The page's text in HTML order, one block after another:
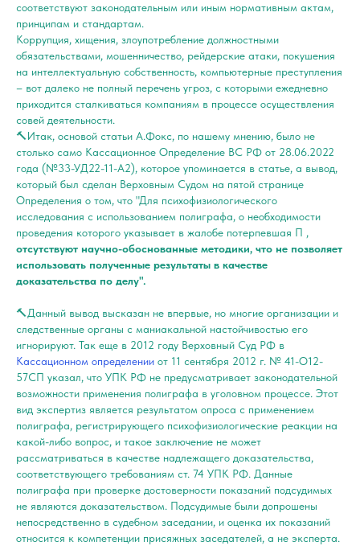
соответствуют законодательным или иным нормативным актам,
принципам и стандартам.
Коррупция, хищения, злоупотребление должностными
обязательствами, мошенничество, рейдерские атаки, покушения
на интеллектуальную собственность, компьютерные преступления
– вот далеко не полный перечень угроз, с которыми ежедневно
приходится сталкиваться компаниям в процессе осуществления
совей деятельности.
🔨Итак, основой статьи А.Фокс, по нашему мнению, было не
столько само Кассационное Определение ВС РФ от 28.06.2022
года (№33-УД22-11-А2), которое упоминается в статье, а вывод,
который был сделан Верховным Судом на пятой странице
Определения о том, что "Для психофизиологического
исследования с использованием полиграфа, о необходимости
проведения которого указывает в жалобе потерпевшая П ,
отсутствуют научно-обоснованные методики, что не позволяет
использовать полученные результаты в качестве
доказательства по делу".
🔨Данный вывод высказан не впервые, но многие организации и
следственные органы с маниакальной настойчивостью его
игнорируют. Так еще в 2012 году Верховный Cуд РФ в
Кассационном определении от 11 сентября 2012 г. № 41-О12-
57СП указал, что УПК РФ не предусматривает законодательной
возможности применения полиграфа в уголовном процессе. Этот
вид экспертиз является результатом опроса с применением
полиграфа, регистрирующего психофизиологические реакции на
какой-либо вопрос, и такое заключение не может
рассматриваться в качестве надлежащего доказательства,
соответствующего требованиям ст. 74 УПК РФ. Данные
полиграфа при проверке достоверности показаний подсудимых
не являются доказательством. Подсудимые были допрошены
непосредственно в судебном заседании, и оценка их показаний
относится к компетенции присяжных заседателей, а не эксперта.